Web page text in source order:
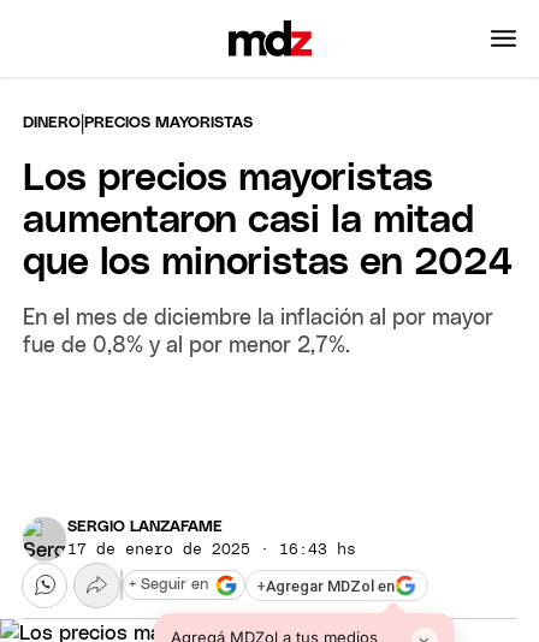
DINERO |PRECIOS MAYORISTAS
Los precios mayoristas
aumentaron casi la mitad
que los minoristas en 2024
En el mes de diciembre la inflación al por mayor
fue de 0,8% y al por menor 2,7%.
SERGIO LANZAFAME
17 de enero de 2025 · 16:43 hs
+Agregar MDZol en
Agregá MDZol a tus medios
+ Seguir en